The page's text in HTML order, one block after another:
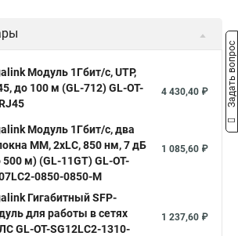
1 25
sfp sfp rj 45 интерфейс sfp
Модуль 1Гбит/c, UTP,
до 100 м (GL-712) GL-OT-
4 430,40 ₽
Модуль 1Гбит/c, два
МM, 2xLC, 850 нм, 7 дБ
500 м) (GL-11GT) GL-OT-
0850-0850-M
1 085,60 ₽
Гигабитный SFP-
для работы в сетях
GL-OT-SG12LC2-1310-
1 237,60 ₽
Задать вопрос